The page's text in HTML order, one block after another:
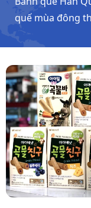
quế mùa đông